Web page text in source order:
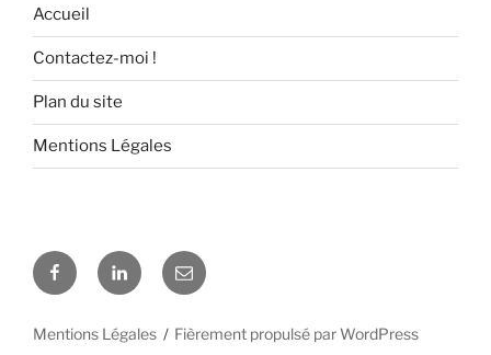
Accueil
Contactez-moi !
Plan du site
Mentions Légales
FacebookLinkedinE-
mail
Mentions Légales Fièrement propulsé par WordPress